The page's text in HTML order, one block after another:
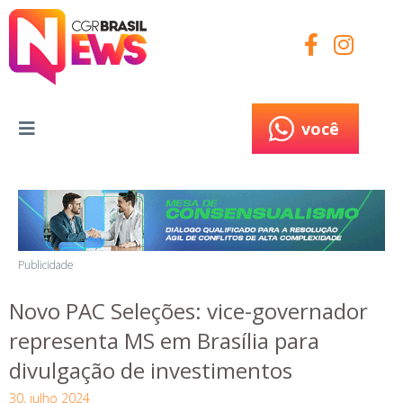
você
Publicidade
Novo PAC Seleções: vice-governador
representa MS em Brasília para
divulgação de investimentos
30, julho 2024